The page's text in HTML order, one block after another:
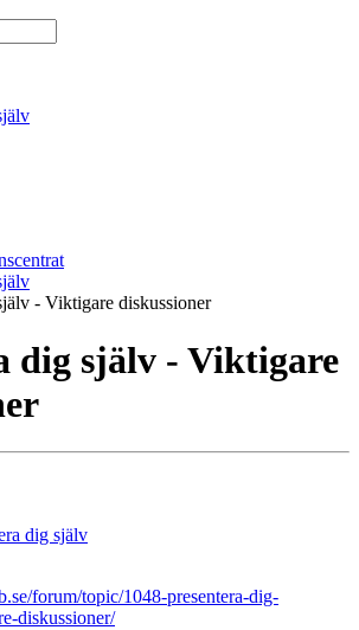
- Viktigare diskussioner
dig själv - Viktigare
dig själv
forum/topic/1048-presentera-dig-
diskussioner/